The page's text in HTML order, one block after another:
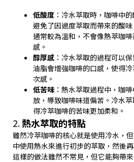
低酸度 ：冷水萃取時，咖啡中
避免了因過度萃取而帶來的酸
通常較為溫和，不會像熱萃咖
感。
醇厚感 ：冷水萃取的過程可以
油脂會增強咖啡的口感，使得
次感。
低苦味：熱水萃取過程中，咖
放，導致咖啡味道偏苦。冷水
得冷萃咖啡的苦味更加柔和。
2.熱水萃取的特點
雖然冷萃咖啡的核心就是使用冷水，
中使用熱水來進行初步的萃取，然後
這樣的做法雖然不常見，但它能夠帶